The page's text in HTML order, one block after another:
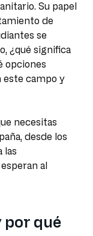
Su papel
de
se
¿qué significa
opciones
este campo y
necesitas
desde los
las
al
por qué